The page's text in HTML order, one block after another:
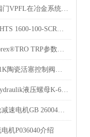
Burocco气动快开阀门VPFL在冶金系统中的应用
德国behlke贝尔克 HTS 1600-100-SCR高压开关用于国内科研试验使用
Maag齿轮泵thermorex®TRO TRP参数简介
德国TECHAP SL11K陶瓷活塞控制阀用于腐蚀性气体和液体
德国Amtec Spannhydraulik液压螺母K-6.213车削直径从 Ø 2 到 600 mm
德国ASC 轮斜齿轮减速电机GB 26004原厂供货可提供报关单
机P036040介绍